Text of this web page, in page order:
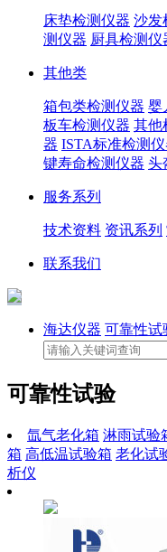
床垫检测仪器 沙发
测仪器 厨具检测仪
其他类
箱包类检测仪器 婴
板车检测仪器 其他
器 ISTA标准检测仪
键寿命检测仪器 头
服务系列
技术资料 资讯系列
联系我们
海达仪器 可靠性试
可靠性试验
氙气老化箱 淋雨试验
箱 高低温试验箱 老化试
析仪